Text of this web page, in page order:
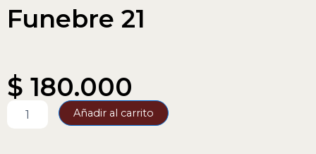
Funebre 21
$ 180.000
Añadir al carrito